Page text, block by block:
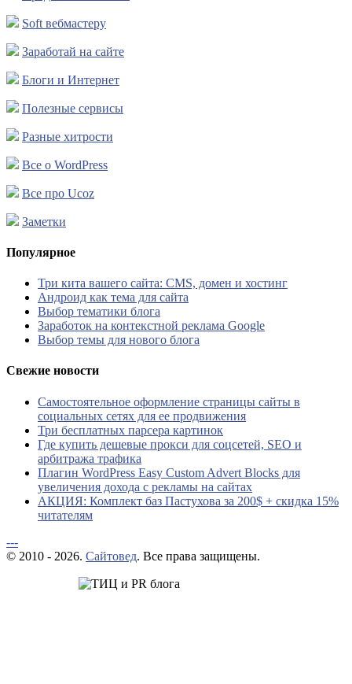
Soft вебмастеру
Заработай на сайте
Блоги и Интернет
Полезные сервисы
Разные хитрости
Все о WordPress
Все про Ucoz
Заметки
Популярное
Три кита вашего сайта: CMS, домен и хостинг
Андроид как тема для сайта
Выбор тематики блога
Заработок на контекстной реклама Google
Выбор темы для нового блога
Свежие новости
Самостоятельное оформление страницы сайты в
социальных сетях для ее продвижения
Три бесплатных парсера картинок
Где купить дешевые прокси для соцсетей, SEO и
арбитража трафика
Плагин WordPress Easy Custom Advert Blocks для
увеличения дохода с рекламы на сайтах
АКЦИЯ: Комплект баз Пастухова за 200$ + скидка 15%
читателям
---
© 2010 - 2026. Сайтовед. Все права защищены.